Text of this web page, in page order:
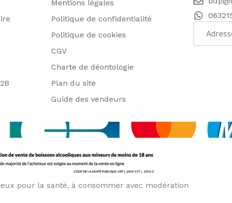
Mentions légales
Politique de confidentialité
Politique de cookies
CGV
Charte de déontologie
Plan du site
Guide des vendeurs
pour la santé, à consommer avec modération